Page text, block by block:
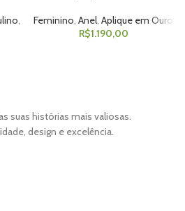
,
Feminino, Anel, Aplique em Ouro
R$1.190,00
suas histórias mais valiosas.
design e excelência.